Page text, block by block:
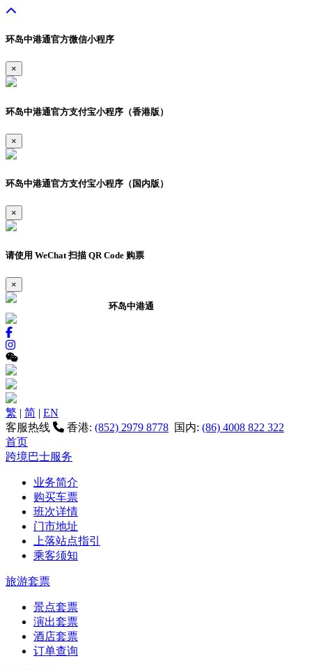
环岛中港通官方微信小程序
×
环岛中港通官方支付宝小程序（香港版）
×
环岛中港通官方支付宝小程序（国内版）
×
请使用 WeChat 扫描 QR Code 购票
×
环岛中港通
繁 | 简 | EN
客服热线
香港: (852) 2979 8778 国内: (86) 4008 822 322
首页
跨境巴士服务
业务简介
购买车票
班次详情
门市地址
上落站点指引
乘客须知
旅游套票
景点套票
演出套票
酒店套票
订单查询